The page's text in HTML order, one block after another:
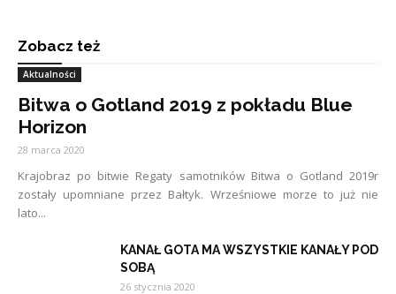
Zobacz też
Aktualności
Bitwa o Gotland 2019 z pokładu Blue
Horizon
28 marca 2020
Krajobraz po bitwie Regaty samotników Bitwa o Gotland 2019r
zostały upomniane przez Bałtyk. Wrześniowe morze to już nie
lato...
KANAŁ GOTA MA WSZYSTKIE KANAŁY POD
SOBĄ
26 stycznia 2020